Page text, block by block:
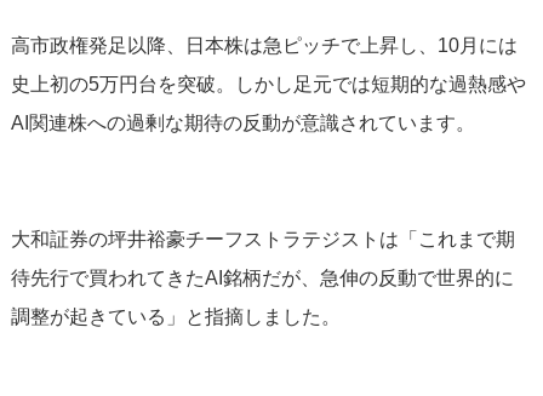
高市政権発足以降、日本株は急ピッチで上昇し、10月には
史上初の5万円台を突破。しかし足元では短期的な過熱感や
AI関連株への過剰な期待の反動が意識されています。
大和証券の坪井裕豪チーフストラテジストは「これまで期
待先行で買われてきたAI銘柄だが、急伸の反動で世界的に
調整が起きている」と指摘しました。